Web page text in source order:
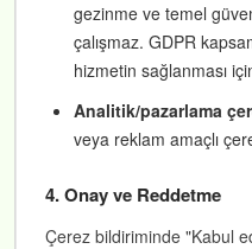
gezinme ve temel
çalışmaz. GDPR
hizmetin sağlanması
Analitik/pazarlama
veya reklam amaçlı
4. Onay ve Reddetme
Çerez bildiriminde "Kabul